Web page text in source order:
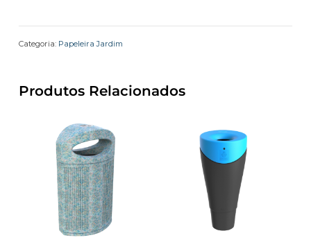
Categoria: Papeleira Jardim
Produtos Relacionados